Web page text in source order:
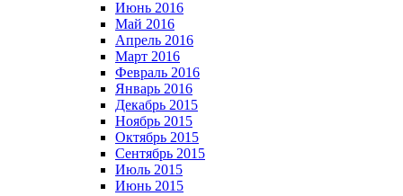
Июнь 2016
Май 2016
Апрель 2016
Март 2016
Февраль 2016
Январь 2016
Декабрь 2015
Ноябрь 2015
Октябрь 2015
Сентябрь 2015
Июль 2015
Июнь 2015